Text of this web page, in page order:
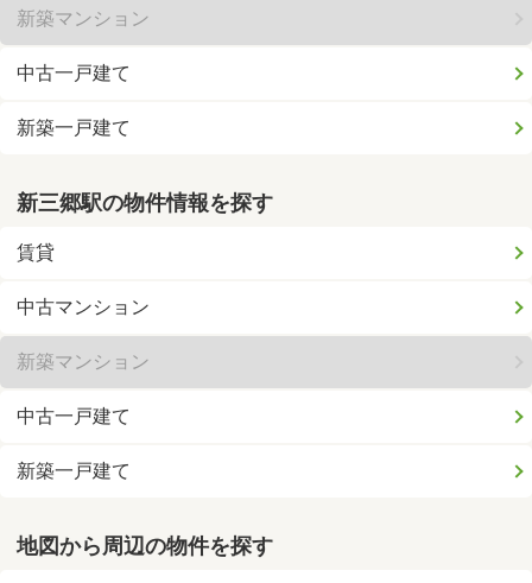
新築マンション
中古一戸建て
新築一戸建て
新三郷駅の物件情報を探す
賃貸
中古マンション
新築マンション
中古一戸建て
新築一戸建て
地図から周辺の物件を探す